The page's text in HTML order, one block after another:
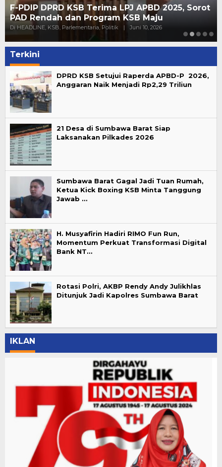
F-PDIP DPRD KSB Terima LPJ APBD 2025, Sorot
PAD Rendah dan Program KSB Maju
Di HEADLINE, KSB, Parlementaria, Politik | Juni 10, 2026
Terkini
DPRD KSB Setujui Raperda APBD-P 2026,
Anggaran Naik Menjadi Rp2,29 Triliun
21 Desa di Sumbawa Barat Siap
Laksanakan Pilkades 2026
Sumbawa Barat Gagal Jadi Tuan Rumah,
Ketua Kick Boxing KSB Minta Tanggung
Jawab …
H. Musyafirin Hadiri RIMO Fun Run,
Momentum Perkuat Transformasi Digital
Bank NT…
Rotasi Polri, AKBP Rendy Andy Julikhlas
Ditunjuk Jadi Kapolres Sumbawa Barat
IKLAN